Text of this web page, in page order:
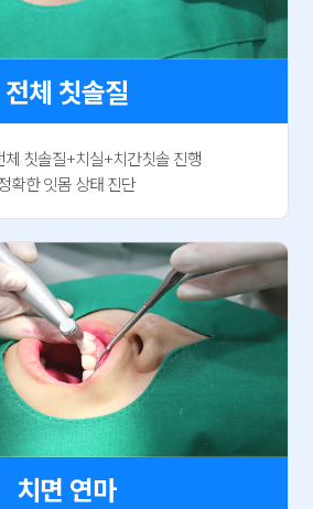
전체 칫솔질
체 칫솔질+치실+치간칫솔 진행
확한 잇몸 상태 진단
치면 연마